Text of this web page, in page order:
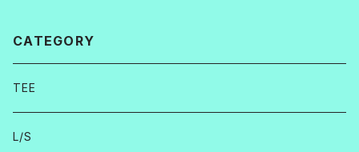
CATEGORY
TEE
L/S